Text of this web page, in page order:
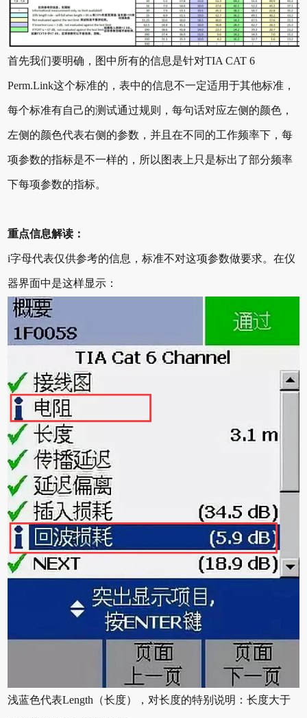
首先我们要明确，图中所有的信息是针对TIA CAT 6
Perm.Link这个标准的，表中的信息不一定适用于其他标准，
每个标准有自己的测试通过规则，每句话对应左侧的颜色，
左侧的颜色代表右侧的参数，并且在不同的工作频率下，每
项参数的指标是不一样的，所以图表上只是标出了部分频率
下每项参数的指标。
重点信息解读：
i字母代表仅供参考的信息，标准不对这项参数做要求。在仪
器界面中是这样显示：
浅蓝色代表Length（长度），对长度的特别说明：长度大于